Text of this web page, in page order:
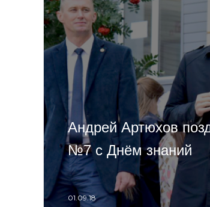
Андрей Артюхов
№7 с Днём знаний
01.09.18